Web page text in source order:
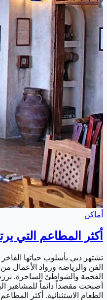
أماكن
أكثر المطاعم التي
تشتهر دبي بأسلوب حياتها
الفن والرياضة ورواد الأعمال
الفخمة والشواطئ الساحرة.
أصبحت مقصداً دائماً للمشاهير
الطعام الاستثنائية. أكثر